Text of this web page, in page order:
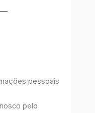
pessoais
pelo